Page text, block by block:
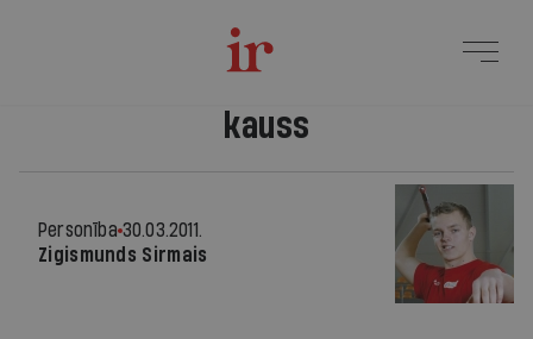
kauss
Personība 30.03.2011.
Zigismunds Sirmais